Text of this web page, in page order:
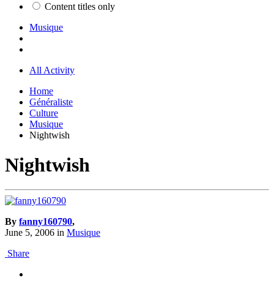
Content titles only
Musique
All Activity
Home
Généraliste
Culture
Musique
Nightwish
Nightwish
By fanny160790,
June 5, 2006 in Musique
Share